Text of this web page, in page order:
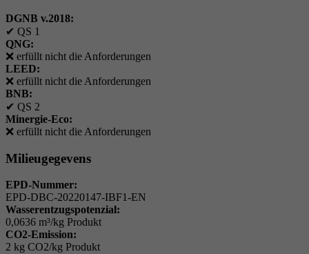
DGNB v.2018:
✔ QS 1
QNG:
❌ erfüllt nicht die Anforderungen
LEED:
❌ erfüllt nicht die Anforderungen
BNB:
✔ QS 2
Minergie-Eco:
❌ erfüllt nicht die Anforderungen
Milieugegevens
EPD-Nummer:
EPD-DBC-20220147-IBF1-EN
Wasserentzugspotenzial:
0,0636 m³/kg Produkt
CO2-Emission:
2 kg CO2/kg Produkt